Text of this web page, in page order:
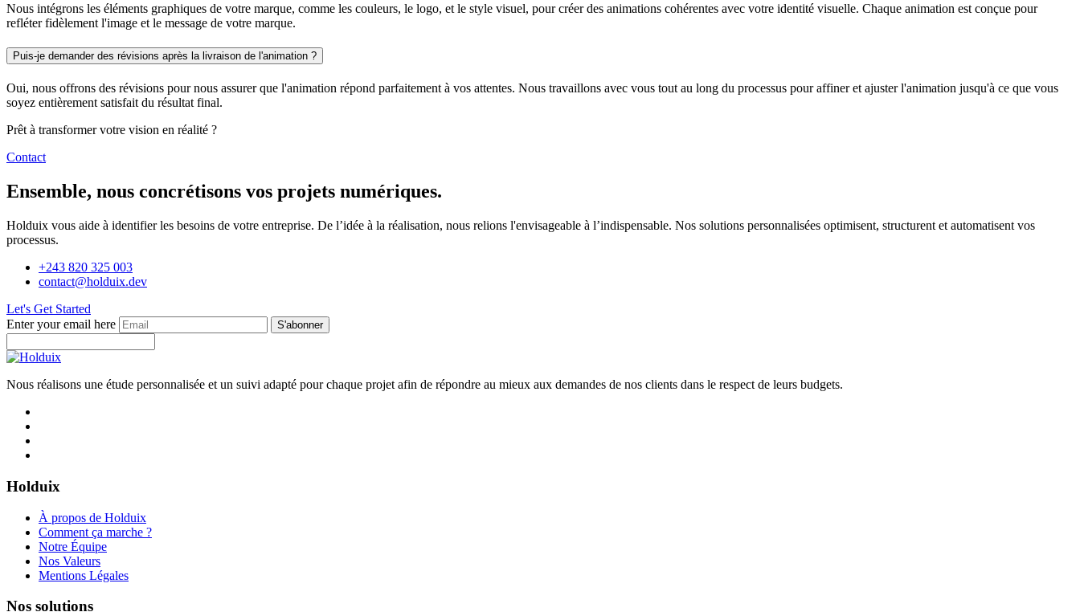
Nous intégrons les éléments graphiques de votre marque, comme les couleurs, le logo, et le style visuel, pour créer des animations cohérentes avec votre identité visuelle. Chaque animation est conçue pour
refléter fidèlement l'image et le message de votre marque.
Puis-je demander des révisions après la livraison de l'animation ?
Oui, nous offrons des révisions pour nous assurer que l'animation répond parfaitement à vos attentes. Nous travaillons avec vous tout au long du processus pour affiner et ajuster l'animation jusqu'à ce que vous
soyez entièrement satisfait du résultat final.
Prêt à transformer votre vision en réalité ?
Contact
Ensemble, nous concrétisons vos projets numériques.
Holduix vous aide à identifier les besoins de votre entreprise. De l’idée à la réalisation, nous relions l'envisageable à l’indispensable. Nos solutions personnalisées optimisent, structurent et automatisent vos
processus.
+243 820 325 003
contact@holduix.dev
Let's Get Started
Enter your email here
S'abonner
Nous réalisons une étude personnalisée et un suivi adapté pour chaque projet afin de répondre au mieux aux demandes de nos clients dans le respect de leurs budgets.
Holduix
À propos de Holduix
Comment ça marche ?
Notre Équipe
Nos Valeurs
Mentions Légales
Nos solutions